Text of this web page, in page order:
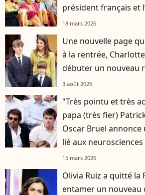
président français et
18 mars 2026
Une nouvelle page
à la rentrée,
débuter un nouveau
3 août 2026
"Très pointu et très
papa (très fier)
Oscar Bruel
lié aux neurosciences
15 mars 2026
Olivia Ruiz a quitté la
entamer un nouveau